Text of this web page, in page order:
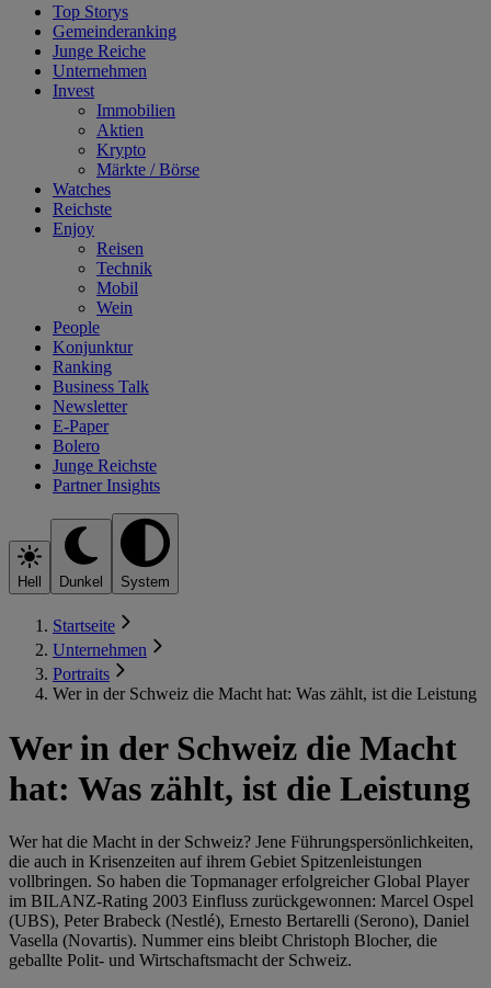
Top Storys
Gemeinderanking
Junge Reiche
Unternehmen
Invest
Immobilien
Aktien
Krypto
Märkte / Börse
Watches
Reichste
Enjoy
Reisen
Technik
Mobil
Wein
People
Konjunktur
Ranking
Business Talk
Newsletter
E-Paper
Bolero
Junge Reichste
Partner Insights
Hell Dunkel System
Startseite
Unternehmen
Portraits
Wer in der Schweiz die Macht hat: Was zählt, ist die Leistung
Wer in der Schweiz die Macht
hat: Was zählt, ist die Leistung
Wer hat die Macht in der Schweiz? Jene Führungspersönlichkeiten,
die auch in Krisenzeiten auf ihrem Gebiet Spitzenleistungen
vollbringen. So haben die Topmanager erfolgreicher Global Player
im BILANZ-Rating 2003 Einfluss zurückgewonnen: Marcel Ospel
(UBS), Peter Brabeck (Nestlé), Ernesto Bertarelli (Serono), Daniel
Vasella (Novartis). Nummer eins bleibt Christoph Blocher, die
geballte Polit- und Wirtschaftsmacht der Schweiz.